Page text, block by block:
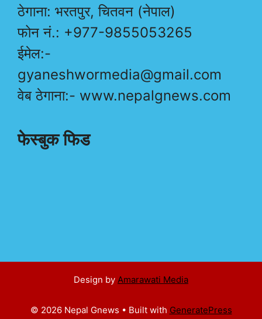
ठेगाना: भरतपुर, चितवन (नेपाल)
फोन नं.: +977-9855053265
ईमेल:-
gyaneshwormedia@gmail.com
वेब ठेगाना:- www.nepalgnews.com
फेस्बुक फिड
Design by Amarawati Media
© 2026 Nepal Gnews • Built with GeneratePress